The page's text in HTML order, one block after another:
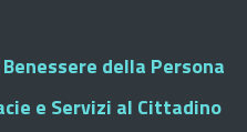
della Persona
e Servizi al Cittadino